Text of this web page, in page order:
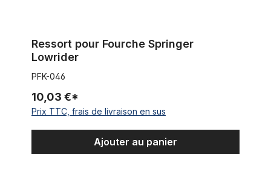
Ressort pour Fourche Springer
Lowrider
PFK-046
10,03 €*
Prix TTC, frais de livraison en sus
Ajouter au panier